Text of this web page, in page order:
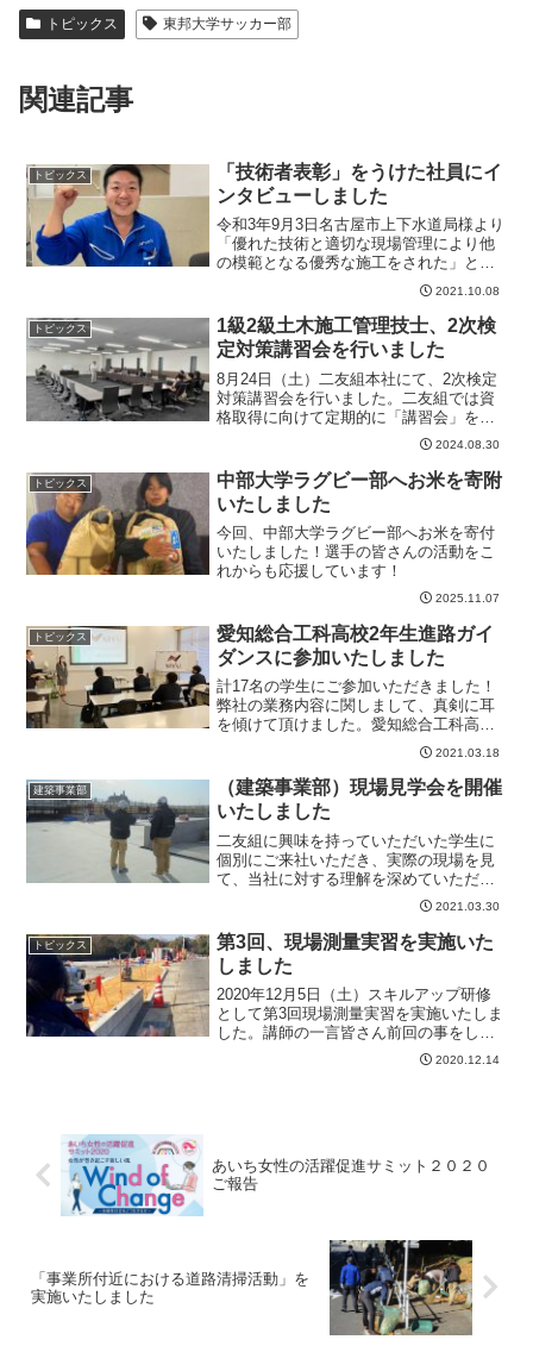
トピックス 東邦大学サッカー部
関連記事
トピックス
「技術者表彰」をうけた社員にイ
ンタビューしました
令和3年9月3日名古屋市上下水道局様より
「優れた技術と適切な現場管理により他
の模範となる優秀な施工をされた」とい
うことで社員計6名が「技術者表彰」を受
賞いたしました。今回その内の3名に特別
インタビューをしました！「技術者表
彰」をうけた社員に...
2021.10.08
トピックス
1級2級土木施工管理技士、2次検
定対策講習会を行いました
8月24日（土）二友組本社にて、2次検定
対策講習会を行いました。二友組では資
格取得に向けて定期的に「講習会」を開
催し、社員を応援・バックアップいたし
2024.08.30
トピックス
中部大学ラグビー部へお米を寄附
いたしました
今回、中部大学ラグビー部へお米を寄付
いたしました！選手の皆さんの活動をこ
れからも応援しています！
2025.11.07
トピックス
愛知総合工科高校2年生進路ガイ
ダンスに参加いたしました
計17名の学生にご参加いただきました！
弊社の業務内容に関しまして、真剣に耳
を傾けて頂けました。愛知総合工科高等
学校の皆様、この度は誠にありがとうご
ざいました。二友組に興味を持っていた
だけるととても嬉しいです！お知らせニ
友組は積極的に新卒採用...
2021.03.18
建築事業部
（建築事業部）現場見学会を開催
いたしました
二友組に興味を持っていただいた学生に
個別にご来社いただき、実際の現場を見
て、当社に対する理解を深めていただき
ます。今回は建築事業部の現場見学会で
2021.03.30
トピックス
第3回、現場測量実習を実施いた
しました
2020年12月5日（土）スキルアップ研修
として第3回現場測量実習を実施いたしま
した。講師の一言皆さん前回の事をしっ
かり覚えていてくれていました。レベル
では読み間違えが少なくスムーズに行う
2020.12.14
あいち女性の活躍促進サミット２０２０
ご報告
「事業所付近における道路清掃活動」を
実施いたしました